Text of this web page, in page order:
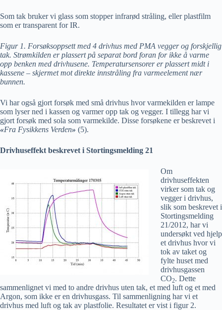
Som tak bruker vi glass som stopper infrarød stråling, eller plastfilm
som er transparent for IR.
Figur 1. Forsøksoppsett med 4 drivhus med PMA vegger og forskjellig
tak. Strømkilden er plassert på separat bord foran for ikke å varme
opp benken med drivhusene. Temperatursensorer er plassert midt i
kassene – skjermet mot direkte innstråling fra varmeelement nær
bunnen.
Vi har også gjort forsøk med små drivhus hvor varmekilden er lampe
som lyser ned i kassen og varmer opp tak og vegger. I tillegg har vi
gjort forsøk med sola som varmekilde. Disse forsøkene er beskrevet i
«Fra Fysikkens Verden» (5).
Drivhuseffekt beskrevet i Stortingsmelding 21
Om
drivhuseffekten
virker som tak og
vegger i drivhus,
slik som beskrevet i
Stortingsmelding
21/2012, har vi
undersøkt ved hjelp
et drivhus hvor vi
tok av taket og
fylte huset med
drivhusgassen
CO2. Dette
sammenlignet vi med to andre drivhus uten tak, et med luft og et med
Argon, som ikke er en drivhusgass. Til sammenligning har vi et
drivhus med luft og tak av plastfolie. Resultatet er vist i figur 2.